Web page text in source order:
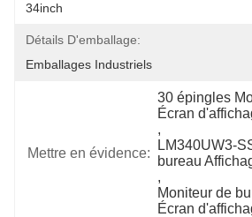
34inch
Détails D'emballage:
Emballages Industriels
Mettre en évidence:
30 épingles
Écran
,
LM340UW3-
bureau
,
Moniteur de
Écran